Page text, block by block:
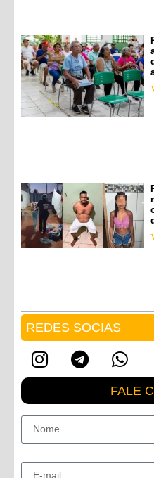
REDES SOCIAS
FALE